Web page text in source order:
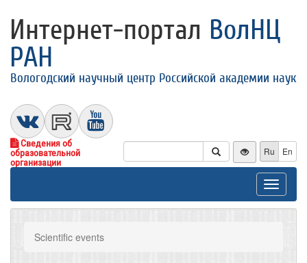
Интернет-портал ВолНЦ
РАН
Вологодский научный центр Российской академии наук
Сведения об
образовательной
организации
Ru En
Toggle
Scientific events